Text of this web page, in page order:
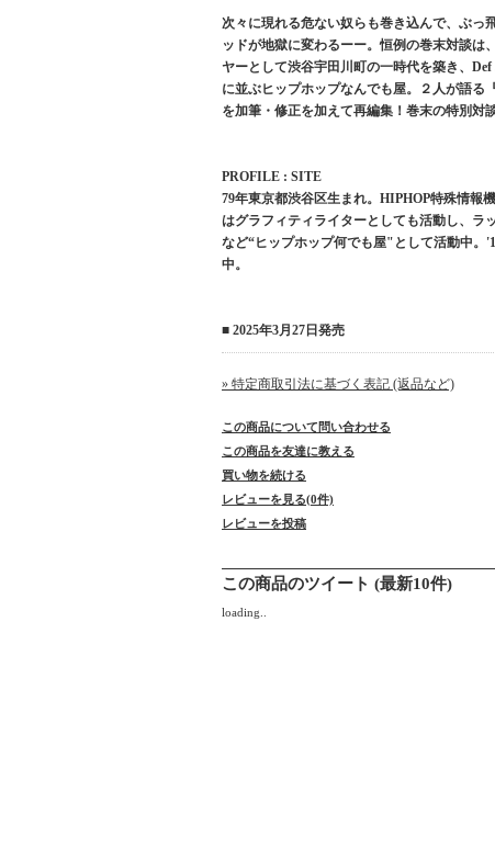
次々に現れる危ない奴らも巻き込んで、ぶっ
ッドが地獄に変わるーー。恒例の巻末対談は
ヤーとして渋谷宇田川町の一時代を築き、
に並ぶヒップホップなんでも屋。２人が語る
を加筆・修正を加えて再編集！巻末の特別対
PROFILE : SITE
79年東京都渋谷区生まれ。HIPHOP特殊情報
はグラフィティライターとしても活動し、
など“ヒップホップ何でも屋"として活動中。
中。
■ 2025年3月27日発売
» 特定商取引法に基づく表記 (返品など)
この商品について問い合わせる
この商品を友達に教える
買い物を続ける
レビューを見る(0件)
レビューを投稿
この商品のツイート (最新10件)
loading..